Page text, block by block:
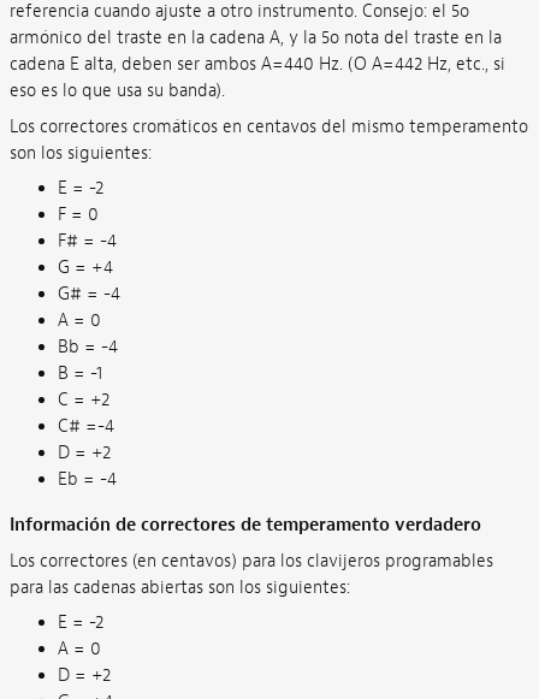
referencia cuando ajuste a otro instrumento. Consejo: el 5o
armónico del traste en la cadena A, y la 5o nota del traste en la
cadena E alta, deben ser ambos A=440 Hz. (O A=442 Hz, etc., si
eso es lo que usa su banda).
Los correctores cromáticos en centavos del mismo temperamento
son los siguientes:
E = -2
F = 0
F# = -4
G = +4
G# = -4
A = 0
Bb = -4
B = -1
C = +2
C# =-4
D = +2
Eb = -4
Información de correctores de temperamento verdadero
Los correctores (en centavos) para los clavijeros programables
para las cadenas abiertas son los siguientes:
E = -2
A = 0
D = +2